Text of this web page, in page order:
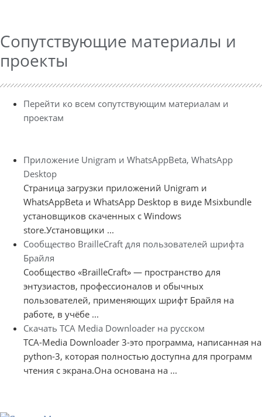
Сопутствующие материалы и
проекты
Перейти ко всем сопутствующим материалам и
проектам
Приложение Unigram и WhatsAppBeta, WhatsApp
Desktop
Страница загрузки приложений Unigram и
WhatsAppBeta и WhatsApp Desktop в виде Msixbundle
установщиков скаченных с Windows
store.Установщики ...
Сообщество BrailleCraft для пользователей шрифта
Брайля
Сообщество «BrailleCraft» — пространство для
энтузиастов, профессионалов и обычных
пользователей, применяющих шрифт Брайля на
работе, в учёбе ...
Скачать TCA Media Downloader на русском
TCA-Media Downloader 3-это программа, написанная на
python-3, которая полностью доступна для программ
чтения с экрана.Она основана на ...